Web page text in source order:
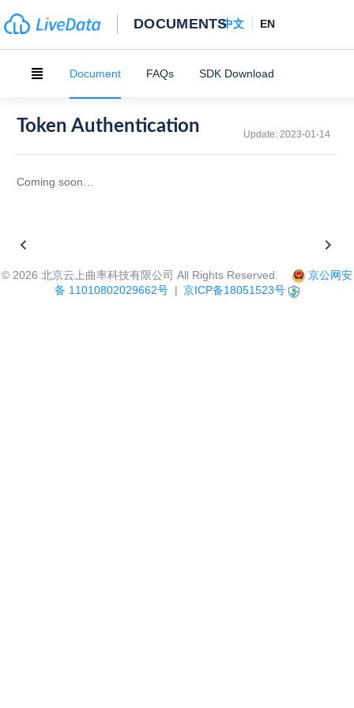
DOCUMENTS中文 EN
Document FAQs SDK Download
Token Authentication Update: 2023-01-14
Coming soon…
© 2026 北京云上曲率科技有限公司 All Rights Reserved.
京公网安
备 11010802029662号 | 京ICP备18051523号